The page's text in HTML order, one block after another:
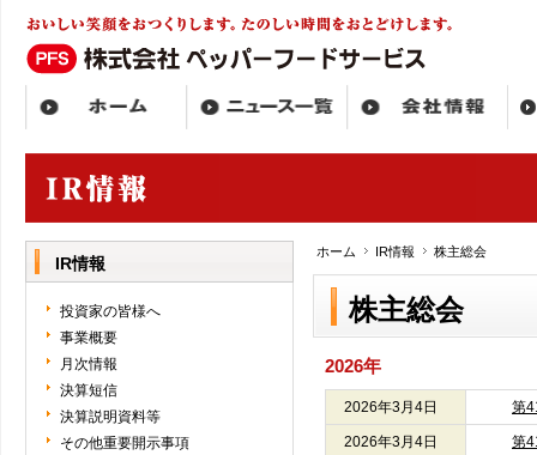
IR情報
投資家の皆様へ
事業概要
月次情報
決算短信
決算説明資料等
その他重要開示事項
ホーム IR情報 株主総会
株主総会
2026年
2026年3月4日 第
2026年3月4日 第